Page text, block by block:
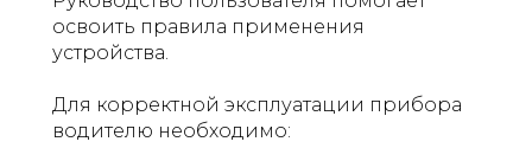
освоить правила применения
устройства.
Для корректной эксплуатации прибора
водителю необходимо: